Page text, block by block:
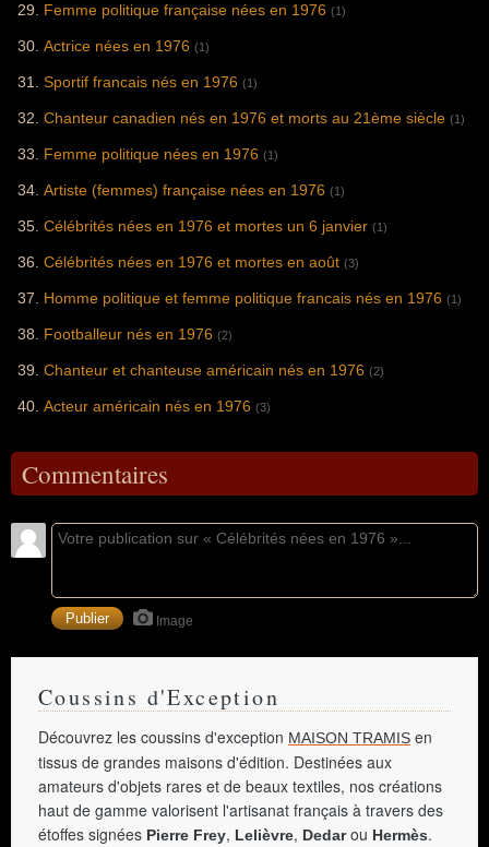
Femme politique française nées en 1976 (1)
Actrice nées en 1976 (1)
Sportif francais nés en 1976 (1)
Chanteur canadien nés en 1976 et morts au 21ème siècle (1)
Femme politique nées en 1976 (1)
Artiste (femmes) française nées en 1976 (1)
Célébrités nées en 1976 et mortes un 6 janvier (1)
Célébrités nées en 1976 et mortes en août (3)
Homme politique et femme politique francais nés en 1976 (1)
Footballeur nés en 1976 (2)
Chanteur et chanteuse américain nés en 1976 (2)
Acteur américain nés en 1976 (3)
Commentaires
Image
Coussins d'Exception
Découvrez les coussins d'exception MAISON TRAMIS en
tissus de grandes maisons d'édition. Destinées aux
amateurs d'objets rares et de beaux textiles, nos créations
haut de gamme valorisent l'artisanat français à travers des
étoffes signées Pierre Frey, Lelièvre, Dedarou Hermès.